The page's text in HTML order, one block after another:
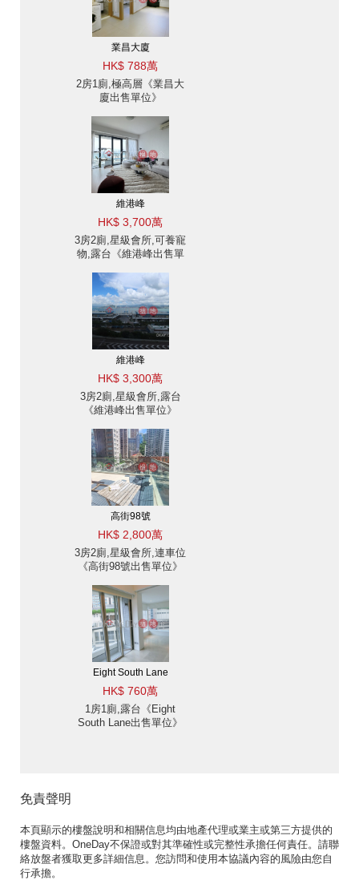
業昌大廈
HK$ 788萬
2房1廁,極高層《業昌大
廈出售單位》
維港峰
HK$ 3,700萬
3房2廁,星級會所,可養寵
物,露台《維港峰出售單
維港峰
HK$ 3,300萬
3房2廁,星級會所,露台
《維港峰出售單位》
高街98號
HK$ 2,800萬
3房2廁,星級會所,連車位
《高街98號出售單位》
Eight South Lane
HK$ 760萬
1房1廁,露台《Eight
South Lane出售單位》
免責聲明
本頁顯示的樓盤說明和相關信息均由地產代理或業主或第三方提供的
樓盤資料。OneDay不保證或對其準確性或完整性承擔任何責任。請聯
絡放盤者獲取更多詳細信息。您訪問和使用本協議內容的風險由您自
行承擔。